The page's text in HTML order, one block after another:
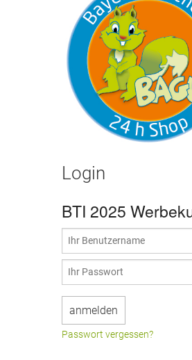
Login
BTI 2025
Passwort vergessen?